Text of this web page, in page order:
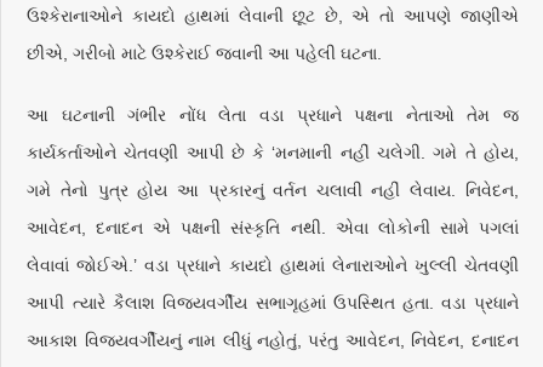
ઉશ્કેરાનાઓને કાયદો હાથમાં લેવાની છૂટ છે, એ તો આપણે જાણીએ
છીએ, ગરીબો માટે ઉશ્કેરાઈ જવાની આ પહેલી ઘટના.
આ ઘટનાની ગંભીર નોંધ લેતા વડા પ્રધાને પક્ષના નેતાઓ તેમ જ
કાર્યકર્તાઓને ચેતવણી આપી છે કે ‘મનમાની નહીં ચલેગી. ગમે તે હોય,
ગમે તેનો પુત્ર હોય આ પ્રકારનું વર્તન ચલાવી નહીં લેવાય. નિવેદન,
આવેદન, દનાદન એ પક્ષની સંસ્કૃતિ નથી. એવા લોકોની સામે પગલાં
લેવાવાં જોઈએ.’ વડા પ્રધાને કાયદો હાથમાં લેનારાઓને ખુલ્લી ચેતવણી
આપી ત્યારે કૈલાશ વિજ્યવર્ગીય સભાગૃહમાં ઉપસ્થિત હતા. વડા પ્રધાને
આકાશ વિજયવર્ગીયનું નામ લીધું નહોતું, પરંતુ આવેદન, નિવેદન, દનાદન